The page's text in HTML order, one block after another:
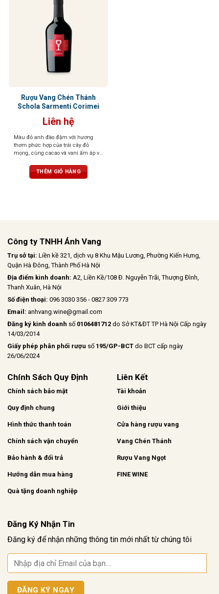
Rượu Vang Chén Thánh
Schola Sarmenti Corimei
Liên hệ
Màu đỏ anh đào đậm với hương
thơm phức hợp của trái cây đỏ
mọng, cùng cacao và vani ấm áp và
mượt, dư vị cân bằng và thanh lịch
THÊM GIỎ HÀNG
Công ty TNHH Ánh Vang
Trụ sở tại: Liền kề 321, dịch vụ 8 Khu Mậu Lương, Phường Kiến Hưng,
Quận Hà Đông, Thành Phố Hà Nội
Địa điểm kinh doanh: A2, Liền Kề/108 Đ. Nguyễn Trãi, Thượng Đình,
Thanh Xuân, Hà Nội
Số điện thoại: 096 3030 356 - 0827 309 773
Email: anhvang.wine@gmail.com
Đăng ký kinh doanh số 0106481712 do Sở KT&ĐT TP Hà Nội Cấp ngày
14/03/2014
Giấy phép phân phối rượu số 195/GP-BCT do BCT cấp ngày
26/06/2024
Chính Sách Quy Định
Chính sách bảo mật
Quy định chung
Hình thức thanh toán
Chính sách vận chuyển
Bảo hành & đổi trả
Hướng dẫn mua hàng
Quà tặng doanh nghiệp
Liên Kết
Tài khoản
Giới thiệu
Cửa hàng rượu vang
Vang Chén Thánh
Rượu Vang Ngọt
FINE WINE
Đăng Ký Nhận Tin
Đăng ký để nhận những thông tin mới nhất từ chúng tôi